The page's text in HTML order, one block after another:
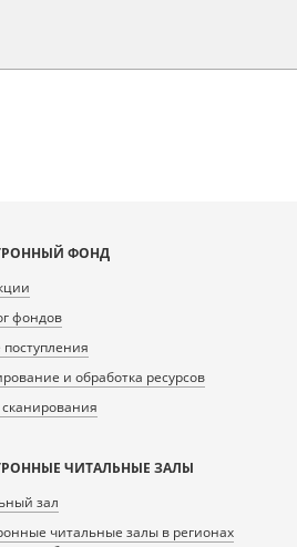
ФОНД
фондов
и обработка ресурсов
ЧИТАЛЬНЫЕ ЗАЛЫ
зал
читальные залы в регионах